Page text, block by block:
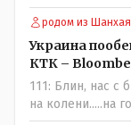
прививки.
дружащих с
частности
люди и
прививал.Лично
Добровольные
родом из
Украина
КТК –
111: Блин, нас с
на колени.....на